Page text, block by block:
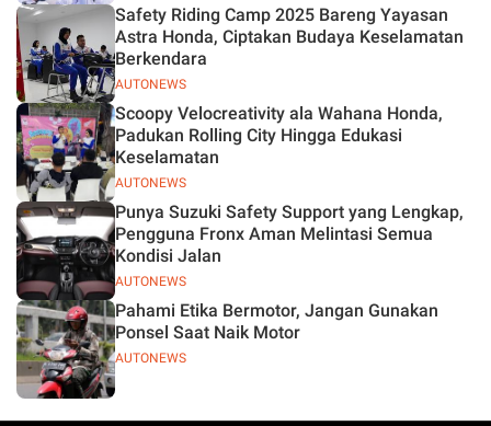
AUTONEWS
Safety Riding Camp 2025 Bareng Yayasan
Astra Honda, Ciptakan Budaya Keselamatan
Berkendara
AUTONEWS
Scoopy Velocreativity ala Wahana Honda,
Padukan Rolling City Hingga Edukasi
Keselamatan
AUTONEWS
Punya Suzuki Safety Support yang Lengkap,
Pengguna Fronx Aman Melintasi Semua
Kondisi Jalan
AUTONEWS
Pahami Etika Bermotor, Jangan Gunakan
Ponsel Saat Naik Motor